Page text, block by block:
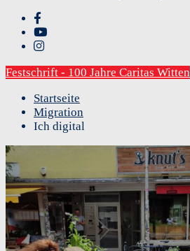
Festschrift - 100 Jahre Caritas Witten
Startseite
Migration
Ich digital